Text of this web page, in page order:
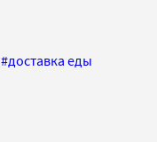
#доставка еды